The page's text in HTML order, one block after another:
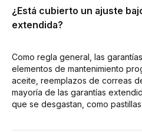
¿Está cubierto un ajuste
extendida?
Como regla general, las
elementos de mantenimiento
aceite, reemplazos de correas
mayoría de las garantías
que se desgastan, como